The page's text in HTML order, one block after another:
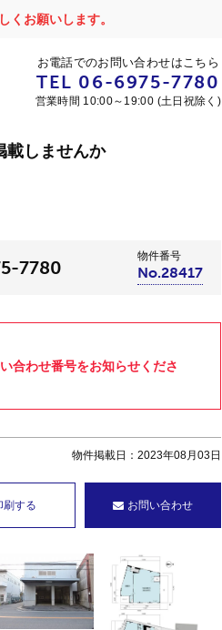
お願いします。
お電話でのお問い合わせはこちら
TEL 06-6975-7780
営業時間 10:00～19:00 (土日祝除く)
載しませんか
7780
物件番号
No.28417
合わせ番号をお知らせくださ
物件掲載日：2023年08月03日
刷する お問い合わせ